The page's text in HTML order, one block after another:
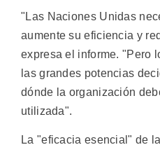
"Las Naciones Unidas
aumente su eficiencia y
expresa el informe. "Pero
las grandes potencias
dónde la organización
utilizada".
La "eficacia esencial" de